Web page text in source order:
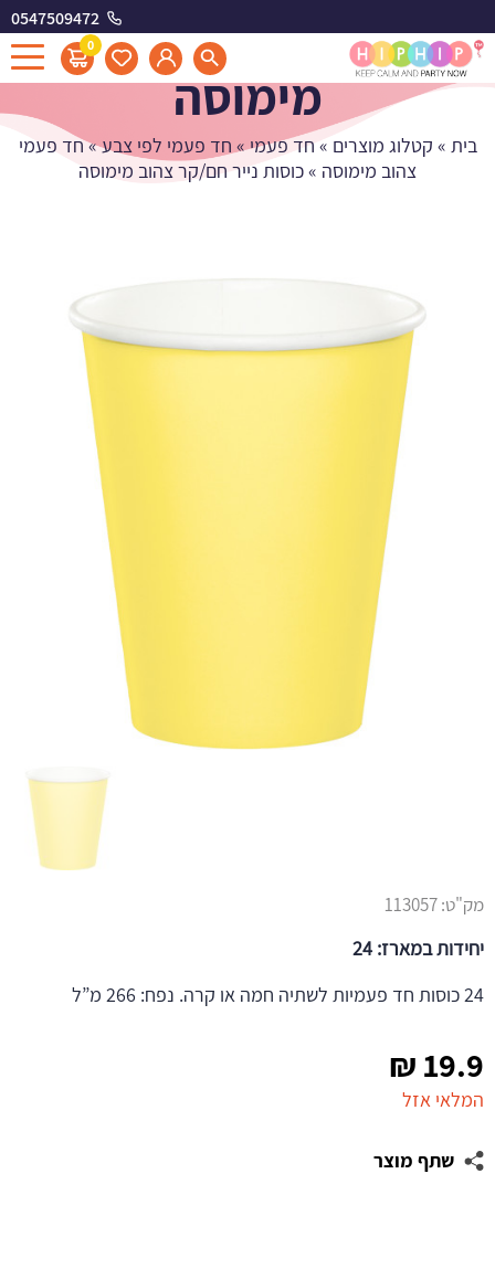
0547509472
0
כוסות נייר חם/קר צהוב
מימוסה
בית » קטלוג מוצרים » חד פעמי» חד פעמי לפי צבע»חד פעמי
צהוב מימוסה »כוסות נייר חם/קר צהוב מימוסה
19.9
₪
המלאי אזל
שתף מוצר
מק"ט:113057
יחידות במארז: 24
24 כוסות חד פעמיות לשתיה חמה או קרה. נפח: 266 מ”ל